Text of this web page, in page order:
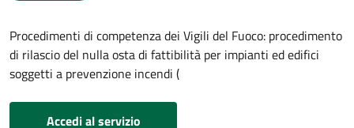
Procedimenti di competenza dei Vigili del Fuoco: procedimento
di rilascio del nulla osta di fattibilità per impianti ed edifici
soggetti a prevenzione incendi (
Accedi al servizio